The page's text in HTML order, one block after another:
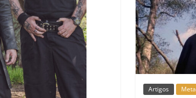
Artigos